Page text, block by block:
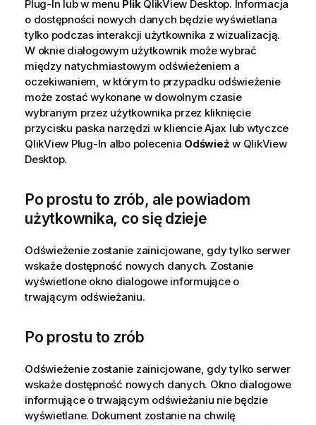
Plug-In lub w menu Plik QlikView Desktop. Informacja
o dostępności nowych danych będzie wyświetlana
tylko podczas interakcji użytkownika z wizualizacją.
W oknie dialogowym użytkownik może wybrać
między natychmiastowym odświeżeniem a
oczekiwaniem, w którym to przypadku odświeżenie
może zostać wykonane w dowolnym czasie
wybranym przez użytkownika przez kliknięcie
przycisku paska narzędzi w kliencie Ajax lub wtyczce
QlikView Plug-In albo polecenia Odśwież w QlikView
Desktop.
Po prostu to zrób, ale powiadom
użytkownika, co się dzieje
Odświeżenie zostanie zainicjowane, gdy tylko serwer
wskaże dostępność nowych danych. Zostanie
wyświetlone okno dialogowe informujące o
trwającym odświeżaniu.
Po prostu to zrób
Odświeżenie zostanie zainicjowane, gdy tylko serwer
wskaże dostępność nowych danych. Okno dialogowe
informujące o trwającym odświeżaniu nie będzie
wyświetlane. Dokument zostanie na chwilę